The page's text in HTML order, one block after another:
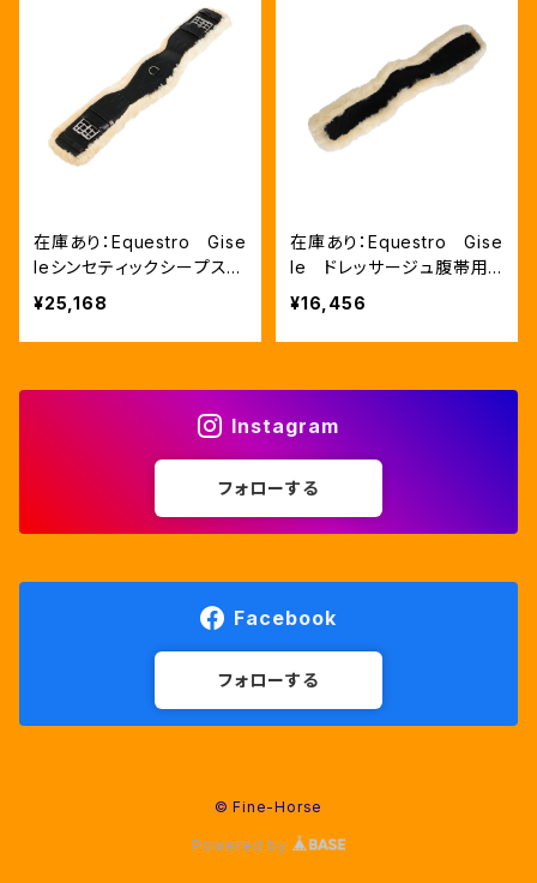
在庫あり：Equestro Gise
leシンセティックシープスキ
ン付きドレッサージュ用腹
帯 70cmのみ（SP0044
2）
¥25,168
在庫あり：Equestro Gise
le ドレッサージュ腹帯用
スペア シンセティックシー
プスキン（SP00442A）
¥16,456
Instagram
フォローする
Facebook
フォローする
© Fine-Horse
Powered by